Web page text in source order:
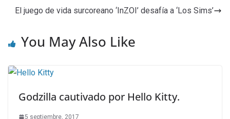
El juego de vida surcoreano ‘InZOI’ desafía a ‘Los Sims’
You May Also Like
Godzilla cautivado por Hello Kitty.
5 septiembre, 2017